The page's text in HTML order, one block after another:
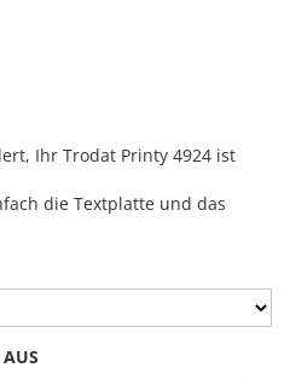
Ihr Trodat Printy 4924 ist
die Textplatte und das